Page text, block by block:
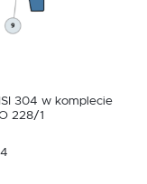
304 w komplecie
228/1